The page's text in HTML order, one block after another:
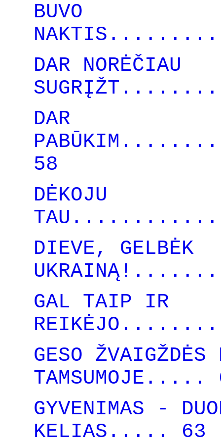
BUVO
DAR NORĖČIAU
DAR
58
DĖKOJU
DIEVE, GELBĖK
GAL TAIP IR
GESO ŽVAIGŽDĖS
TAMSUMOJE.....
GYVENIMAS -
KELIAS..... 63